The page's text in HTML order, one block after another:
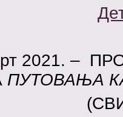
2021. –
ПУТОВАЊА